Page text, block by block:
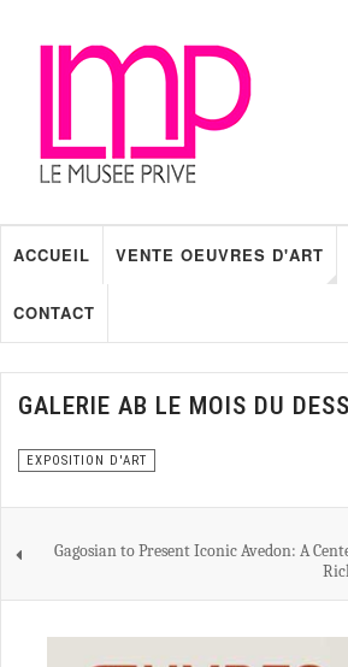
ACCUEIL VENTE OEUVRES D'ART
CONTACT
GALERIE AB LE MOIS DU
EXPOSITION D'ART
Gagosian to Present Iconic Avedon: A